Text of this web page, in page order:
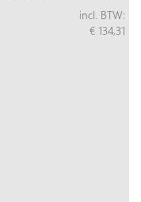
incl. BTW:
€ 134,31